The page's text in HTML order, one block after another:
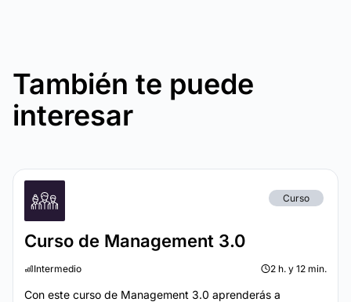
También te puede
interesar
Curso
Curso de Management 3.0
Intermedio 2 h. y 12 min.
Con este curso de Management 3.0 aprenderás a